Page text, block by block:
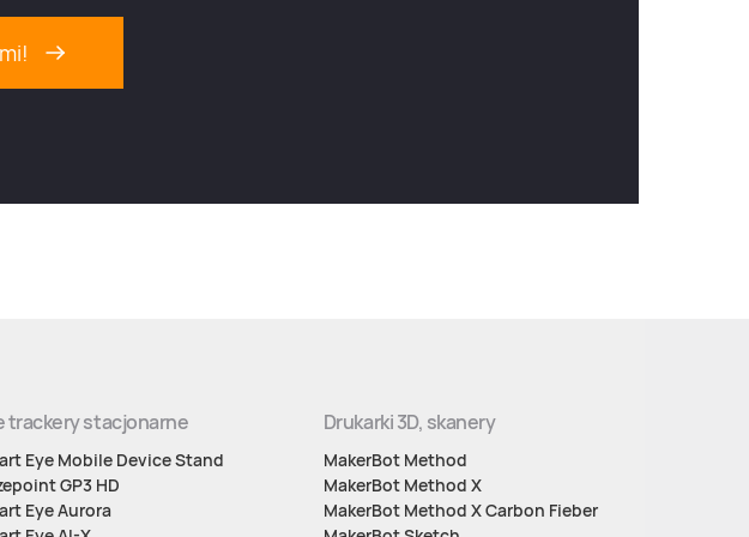
trackery stacjonarne
Eye Mobile Device Stand
GP3 HD
Eye Aurora
Drukarki 3D, skanery
MakerBot Method
MakerBot Method X
MakerBot Method X Carbon Fieber